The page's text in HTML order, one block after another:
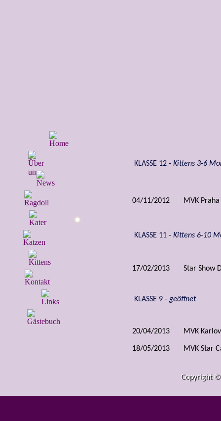
KLASSE 12 - Kittens 3-6
04/11/2012 MVK Praha
KLASSE 11 - Kittens 6-10
17/02/2013 Star Show
KLASSE 9 - geöffnet
20/04/2013 MVK
18/05/2013 MVK Star
Copyright ©